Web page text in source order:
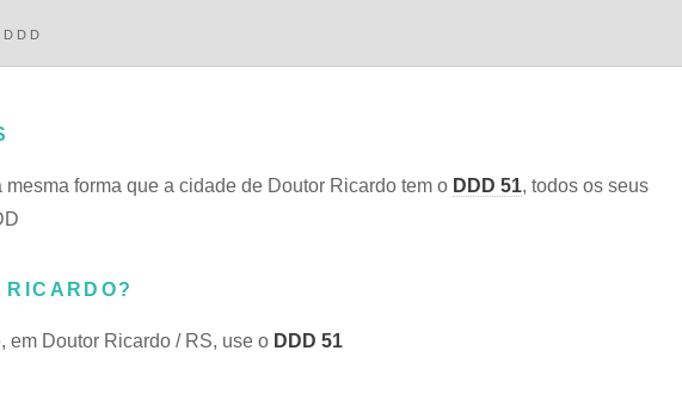
DDD
mesma forma que a cidade de Doutor Ricardo tem o DDD 51, todos os seus
, em Doutor Ricardo / RS, use o DDD 51